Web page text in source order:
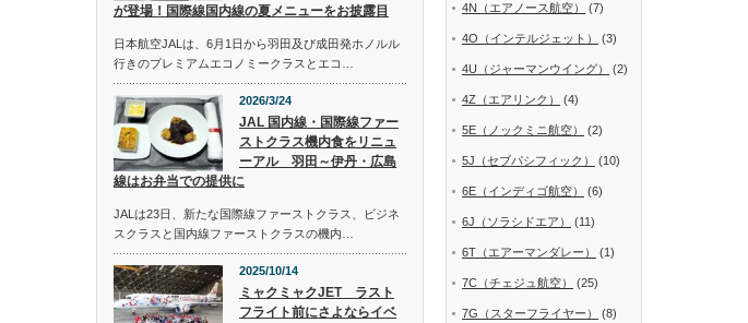
が登場！国際線国内線の夏メニューをお披露目
日本航空JALは、6月1日から羽田及び成田発ホノルル
行きのプレミアムエコノミークラスとエコ…
2026/3/24
JAL 国内線・国際線ファー
ストクラス機内食をリニュ
ーアル 羽田～伊丹・広島
線はお弁当での提供に
JALは23日、新たな国際線ファーストクラス、ビジネ
スクラスと国内線ファーストクラスの機内…
2025/10/14
ミャクミャクJET ラスト
フライト前にさよならイベ
4N（エアノース航空） (7)
4O（インテルジェット） (3)
4U（ジャーマンウイング） (2)
4Z（エアリンク） (4)
5E（ノックミニ航空） (2)
5J（セブパシフィック） (10)
6E（インディゴ航空） (6)
6J（ソラシドエア） (11)
6T（エアーマンダレー） (1)
7C（チェジュ航空） (25)
7G（スターフライヤー） (8)